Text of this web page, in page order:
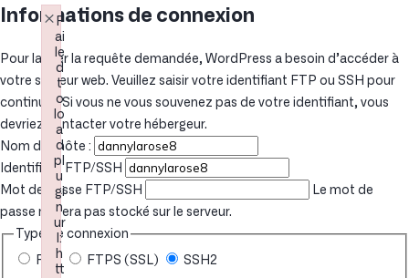
Informations de connexion
Pour lancer la requête demandée, WordPress a besoin d’accéder à
votre serveur web. Veuillez saisir votre identifiant FTP ou SSH pour
continuer. Si vous ne vous souvenez pas de votre identifiant, vous
devriez contacter votre hébergeur.
Nom de l’hôte :
Identifiant FTP/SSH
Mot de passe FTP/SSH
Le mot de
passe ne sera pas stocké sur le serveur.
Type de connexion
FTP FTPS (SSL) SSH2
F
ai
le
d
t
o
lo
a
d
pl
u
gi
n
ur
l:
h
tt
×